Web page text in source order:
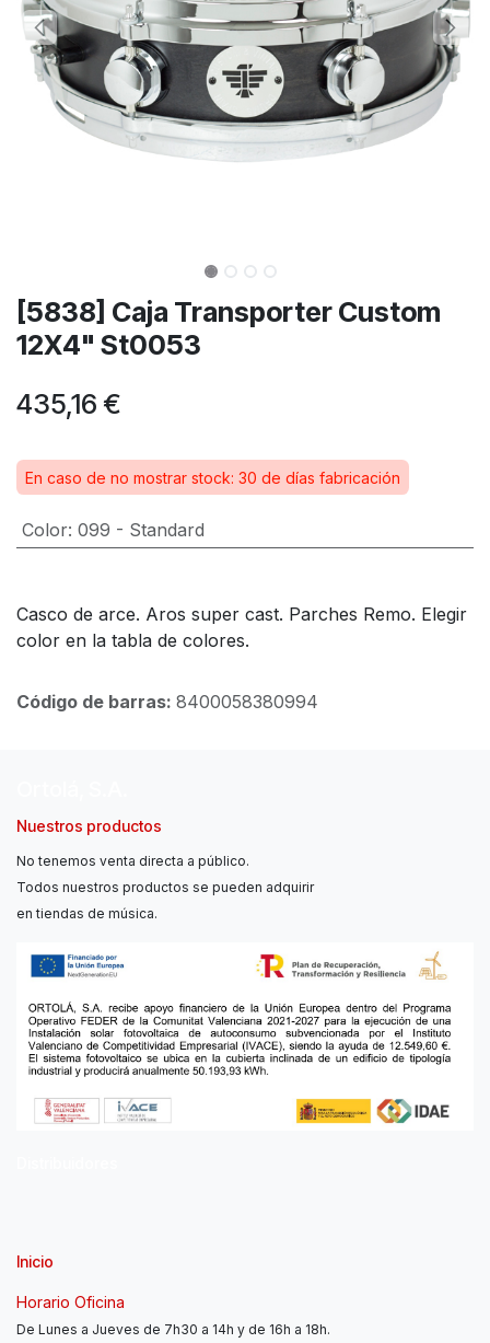
[5838] Caja Transporter Custom
12X4" St0053
435,16 €
En caso de no mostrar stock: 30 de días fabricación
Color: 099 - Standard
Casco de arce. Aros super cast. Parches Remo. Elegir
color en la tabla de colores.
Código de barras: 8400058380994
Nuestros productos
No tenemos venta directa a público.
Todos nuestros productos se pueden adquirir
en tiendas de música.
Inicio
Horario Oficina
De Lunes a Jueves de 7h30 a 14h y de 16h a 18h.